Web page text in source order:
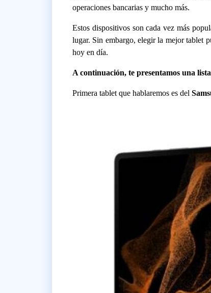
operaciones bancarias y mucho más.
Estos dispositivos son cada vez más
lugar. Sin embargo, elegir la mejor tablet
hoy en día.
A continuación, te presentamos una
Primera tablet que hablaremos es del